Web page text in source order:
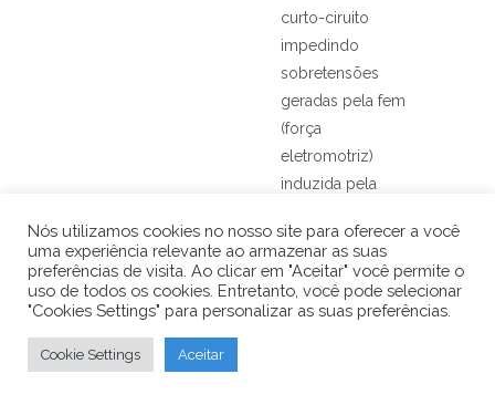
curto-ciruito
impedindo
sobretensões
geradas pela fem
(força
eletromotriz)
induzida pela
corrente na
bobina. Milhões
de pessoas
deterioram seus
Nós utilizamos cookies no nosso site para oferecer a você
uma experiência relevante ao armazenar as suas
preferências de visita. Ao clicar em "Aceitar" você permite o
uso de todos os cookies. Entretanto, você pode selecionar
"Cookies Settings" para personalizar as suas preferências.
Cookie Settings Aceitar